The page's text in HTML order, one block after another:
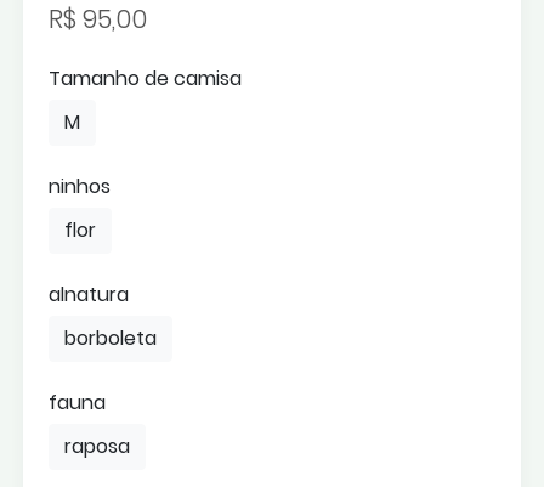
R$ 95,00
Tamanho de camisa
M
ninhos
flor
alnatura
borboleta
fauna
raposa